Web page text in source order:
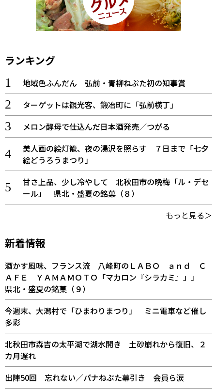
ランキング
地域色ふんだん 弘前・青柳ねぷた初の知事賞
ターゲットは観光客、鍛冶町に「弘前横丁」
メロン酵母で仕込んだ日本酒発売／つがる
美人画の絵灯籠、夜の湯沢を照らす ７日まで「七夕
絵どうろうまつり」
甘さ上品、少し冷やして 北秋田市の晩梅「ル・デセ
ール」 県北・盛夏の銘菓（８）
もっと見る＞
新着情報
酒かす風味、フランス流 八峰町のＬＡＢＯ ａｎｄ Ｃ
ＡＦＥ ＹＡＭＡＭＯＴＯ「マカロン『シラカミ』」」
県北・盛夏の銘菓（９）
今週末、大潟村で「ひまわりまつり」 ミニ電車など催し
多彩
北秋田市森吉の太平湖で湖水開き 土砂崩れから復旧、２
カ月遅れ
出陣50回 忘れない／パナねぶた幕引き 会員ら涙